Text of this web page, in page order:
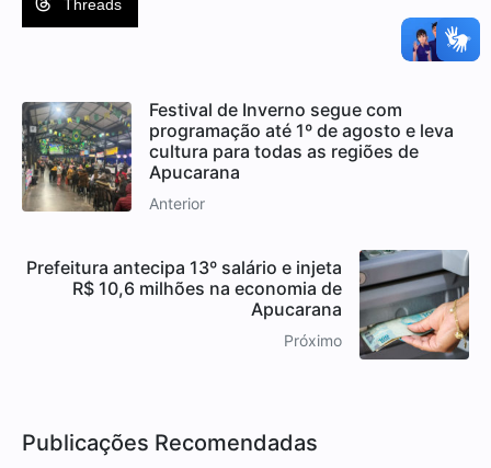
Threads
Festival de Inverno segue com
programação até 1º de agosto e leva
cultura para todas as regiões de
Apucarana
Anterior
Prefeitura antecipa 13º salário e injeta
R$ 10,6 milhões na economia de
Apucarana
Próximo
Publicações Recomendadas